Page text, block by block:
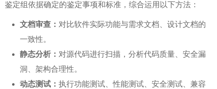
鉴定组依据确定的鉴定事项和标准，综合运用以下方法：
文档审查： 对比软件实际功能与需求文档、设计文档的
一致性。
静态分析： 对源代码进行扫描，分析代码质量、安全漏
洞、架构合理性。
动态测试：执行功能测试、性能测试、安全测试、兼容